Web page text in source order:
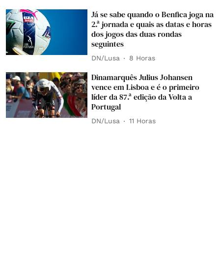
Já se sabe quando o Benfica joga na
2.ª jornada e quais as datas e horas
dos jogos das duas rondas
seguintes
DN/Lusa 8 Horas
Dinamarquês Julius Johansen
vence em Lisboa e é o primeiro
líder da 87.ª edição da Volta a
Portugal
DN/Lusa 11 Horas